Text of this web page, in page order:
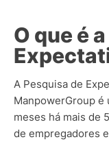
O que é
A Pesquisa de
ManpowerGroup é
meses há mais de
de empregadores